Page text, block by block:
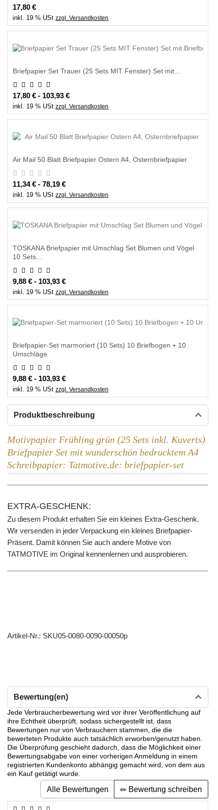
17,80 €
inkl. 19 % USt zzgl. Versandkosten
Briefpapier Set Trauer (25 Sets MIT Fenster) Set mit...
17,80 € - 103,93 €
inkl. 19 % USt zzgl. Versandkosten
Air Mail 50 Blatt Briefpapier Ostern A4, Osternbriefpapier
11,34 € - 78,19 €
inkl. 19 % USt zzgl. Versandkosten
TOSKANA Briefpapier mit Umschlag Set Blumen und Vögel
10 Sets...
9,88 € - 103,93 €
inkl. 19 % USt zzgl. Versandkosten
Briefpapier-Set marmoriert (10 Sets) 10 Briefbogen + 10
Umschläge
9,88 € - 103,93 €
inkl. 19 % USt zzgl. Versandkosten
Produktbeschreibung
Motivpapier Frühling grün (25 Sets inkl. Kuverts)
Briefpapier Set mit wunderschön bedrucktem A4
Schreibpapier: Tatmotive.de: briefpapier-set
EXTRA-GESCHENK:
Zu diesem Produkt erhalten Sie ein kleines Extra-Geschenk.
Wir versenden in jeder Verpackung ein kleines Briefpapier-
Präsent. Damit können Sie auch andere Motive von
TATMOTIVE im Original kennenlernen und ausprobieren.
Artikel-Nr.: SKU05-0080-0090-00050p
Bewertung(en)
Jede Verbraucherbewertung wird vor ihrer Veröffentlichung auf
ihre Echtheit überprüft, sodass sichergestellt ist, dass
Bewertungen nur von Verbrauchern stammen, die die
bewerteten Produkte auch tatsächlich erworben/genutzt haben.
Die Überprüfung geschieht dadurch, dass die Möglichkeit einer
Bewertungsabgabe von einer vorherigen Anmeldung in einem
registrierten Kundenkonto abhängig gemacht wird, von dem aus
ein Kauf getätigt wurde.
Alle Bewertungen Bewertung schreiben